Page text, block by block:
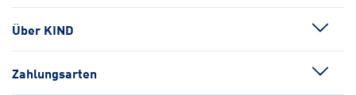
Über KIND
Zahlungsarten